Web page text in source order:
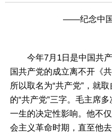
——纪念中国
今年7月1日是中国共
国共产党的成立离不开《
所以取名为“共产党”，就
的“共产党”三字。毛主席
一生的决定性影响。他不
会主义革命时期，直至他